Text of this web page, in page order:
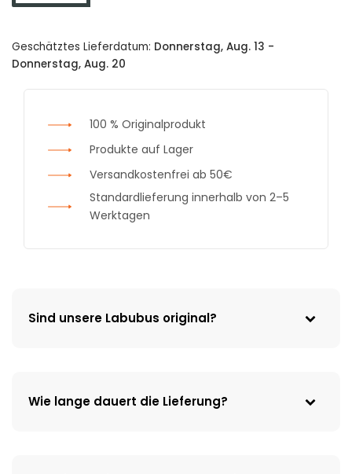
Geschätztes Lieferdatum: Donnerstag, Aug. 13 -
Donnerstag, Aug. 20
100 % Originalprodukt
Produkte auf Lager
Versandkostenfrei ab 50€
Standardlieferung innerhalb von 2–5
Werktagen
Sind unsere Labubus original?
Wie lange dauert die Lieferung?